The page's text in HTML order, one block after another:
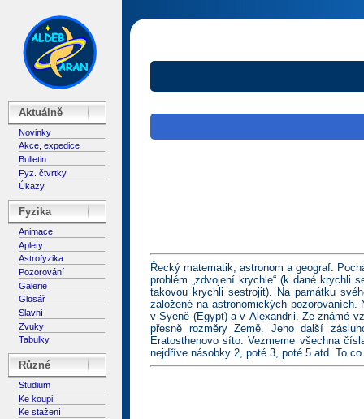
Aktuálně
Novinky
Akce, expedice
Bulletin
Fyz. čtvrtky
Úkazy
Fyzika
Animace
Aplety
Astrofyzika
Pozorování
Galerie
Glosář
Slavní
Zvuky
Tabulky
Různé
Studium
Ke koupi
Ke stažení
Řecký matematik, astronom a geograf.
problém „zdvojení krychle“ (k dané krychli
takovou krychli sestrojit). Na památku
založené na astronomických
v Syeně (Egypt) a v Alexandrii. Ze známé
přesně rozměry Země. Jeho další
Eratosthenovo síto. Vezmeme všechna
nejdříve násobky 2, poté 3, poté 5 atd. To